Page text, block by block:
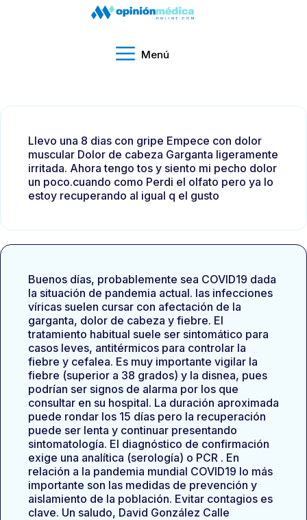
Menú
Llevo una 8 dias con gripe Empece con dolor
muscular Dolor de cabeza Garganta ligeramente
irritada. Ahora tengo tos y siento mi pecho dolor
un poco.cuando como Perdi el olfato pero ya lo
estoy recuperando al igual q el gusto
Buenos días, probablemente sea COVID19 dada
la situación de pandemia actual. las infecciones
víricas suelen cursar con afectación de la
garganta, dolor de cabeza y fiebre. El
tratamiento habitual suele ser sintomático para
casos leves, antitérmicos para controlar la
fiebre y cefalea. Es muy importante vigilar la
fiebre (superior a 38 grados) y la disnea, pues
podrían ser signos de alarma por los que
consultar en su hospital. La duración aproximada
puede rondar los 15 días pero la recuperación
puede ser lenta y continuar presentando
sintomatología. El diagnóstico de confirmación
exige una analítica (serología) o PCR . En
relación a la pandemia mundial COVID19 lo más
importante son las medidas de prevención y
aislamiento de la población. Evitar contagios es
clave. Un saludo, David González Calle